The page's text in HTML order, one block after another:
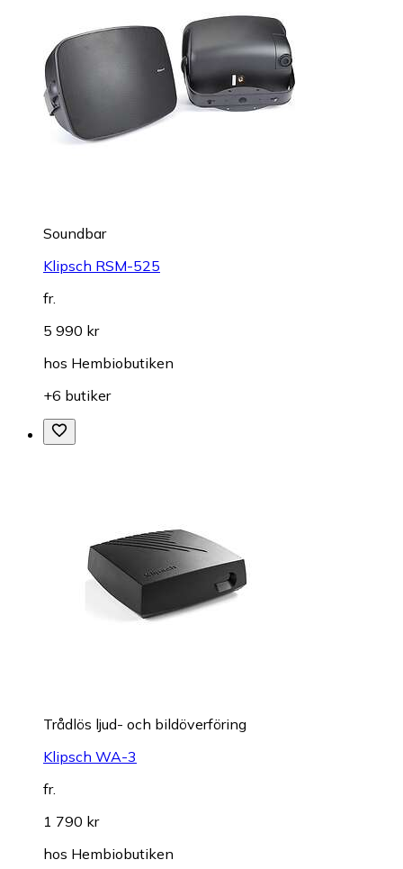
Soundbar
Klipsch RSM-525
fr.
5 990 kr
hos Hembiobutiken
+6 butiker
Trådlös ljud- och bildöverföring
Klipsch WA-3
fr.
1 790 kr
hos Hembiobutiken